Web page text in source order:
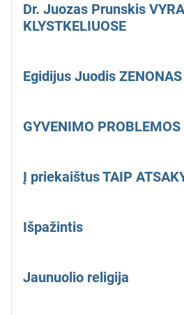
Dr. Juozas Prunskis
KLYSTKELIUOSE
Egidijus Juodis
GYVENIMO
Į priekaištus TAIP
Išpažintis
Jaunuolio religija